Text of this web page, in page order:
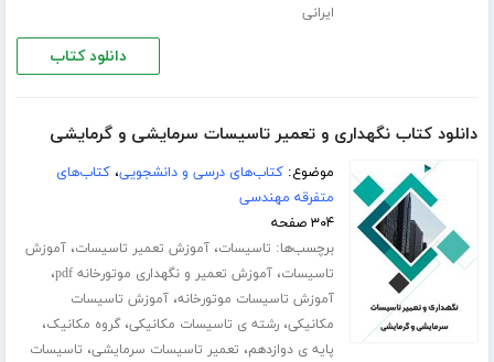
ایرانی
دانلود کتاب
دانلود کتاب نگهداری و تعمیر تاسیسات سرمایشی و گرمایشی
موضوع:کتاب‌های درسی و دانشجویی،کتاب‌های
متفرقه مهندسی
۳۰۴ صفحه
برچسب‌ها: تاسیسات،آموزش تعمیر تاسیسات،آموزش
تاسیسات،آموزش تعمیر و نگهداری موتورخانه pdf ،
آموزش تاسیسات موتورخانه،آموزش تاسیسات
مکانیکی،رشته ی تاسیسات مکانیکی،گروه مکانیک،
پایه ی دوازدهم، تعمیر تاسیسات سرمایشی، تاسیسات